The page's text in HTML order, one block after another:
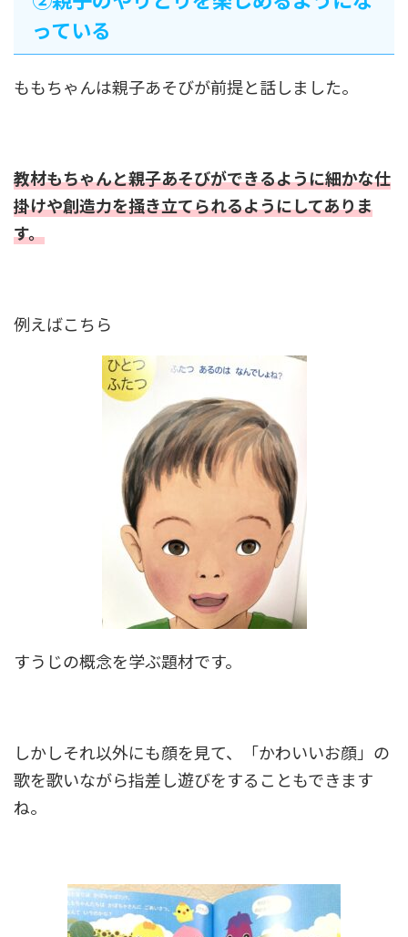
っている
ももちゃんは親子あそびが前提と話しました。
教材もちゃんと親子あそびができるように細かな仕
掛けや創造力を掻き立てられるようにしてありま
す。
例えばこちら
すうじの概念を学ぶ題材です。
しかしそれ以外にも顔を見て、「かわいいお顔」の
歌を歌いながら指差し遊びをすることもできます
ね。